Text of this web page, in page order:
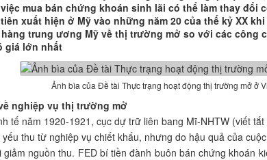
mua bán chứng khoán sinh lãi có thể làm thay đổi
xuất hiện ở Mỹ vào những năm 20 của thế kỷ XX
trung ương Mỹ về thị trường mở so với các công
giá lớn nhất
Ảnh bìa của Đề tài Thực trạng hoạt động thị trường mở ở
nghiệp vụ thị trường mở
tế năm 1920-1921, cục dự trữ liên bang Mĩ-NHTW (viết
thu từ nghiệp vụ chiết khấu, nhưng do hậu quả của
nguồn thu. FED bí tiền đành buôn bán chứng khoán